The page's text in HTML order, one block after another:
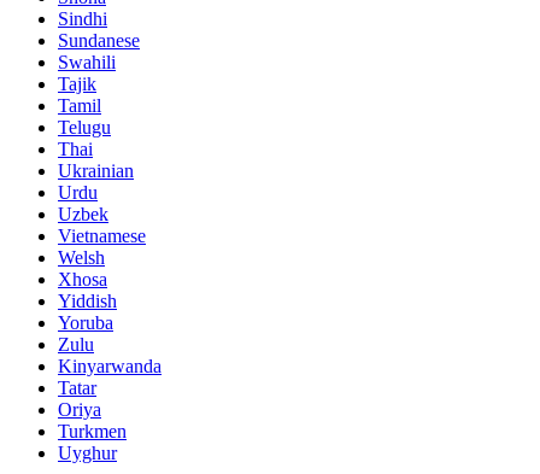
Sindhi
Sundanese
Swahili
Tajik
Tamil
Telugu
Thai
Ukrainian
Urdu
Uzbek
Vietnamese
Welsh
Xhosa
Yiddish
Yoruba
Zulu
Kinyarwanda
Tatar
Oriya
Turkmen
Uyghur